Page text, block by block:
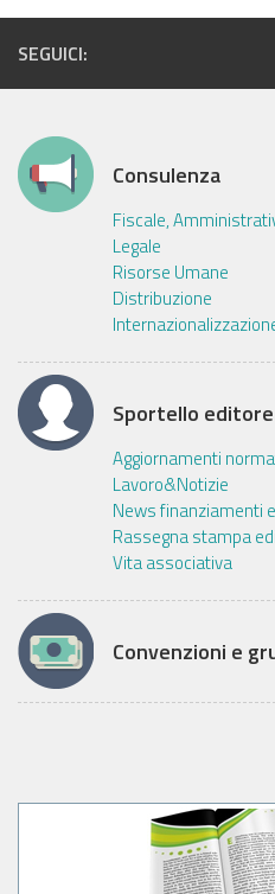
SEGUICI:
Consulenza
Fiscale,
Legale
Risorse Umane
Distribuzione
Sportello editore
Aggiornamenti
Lavoro&Notizie
News finanziamenti
Rassegna stampa
Vita associativa
Convenzioni e